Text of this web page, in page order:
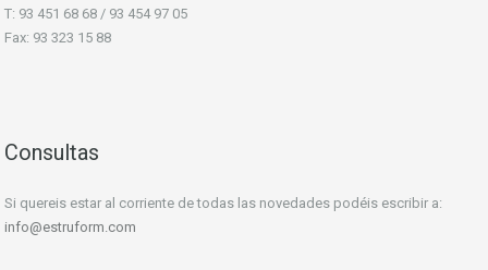
T: 93 451 68 68 / 93 454 97 05
Fax: 93 323 15 88
Consultas
Si quereis estar al corriente de todas las novedades podéis escribir a:
info@estruform.com